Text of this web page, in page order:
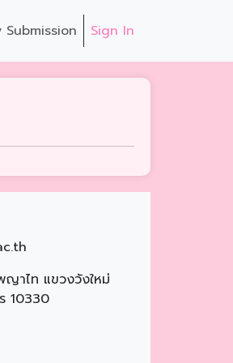
Submission Sign In
าไท แขวงวังใหม่
10330